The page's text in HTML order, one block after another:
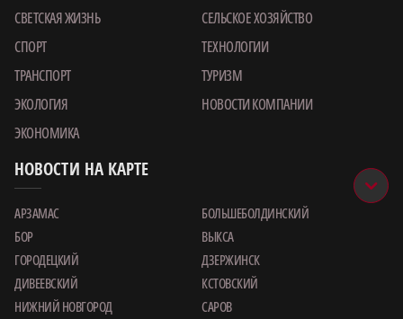
СВЕТСКАЯ ЖИЗНЬ
СЕЛЬСКОЕ ХОЗЯЙСТВО
СПОРТ
ТЕХНОЛОГИИ
ТРАНСПОРТ
ТУРИЗМ
ЭКОЛОГИЯ
НОВОСТИ КОМПАНИИ
ЭКОНОМИКА
НОВОСТИ НА КАРТЕ
АРЗАМАС
БОЛЬШЕБОЛДИНСКИЙ
БОР
ВЫКСА
ГОРОДЕЦКИЙ
ДЗЕРЖИНСК
ДИВЕЕВСКИЙ
КСТОВСКИЙ
НИЖНИЙ НОВГОРОД
САРОВ